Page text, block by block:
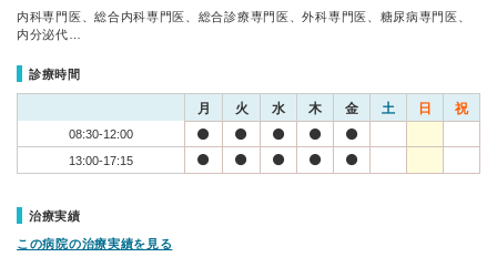
内科専門医、総合内科専門医、総合診療専門医、外科専門医、糖尿病専門医、
内分泌代…
診療時間
月 火 水 木 金 土 日 祝
08:30-12:00
13:00-17:15
治療実績
この病院の治療実績を見る